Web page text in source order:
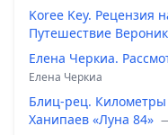
Koree Key. Рецензия
Путешествие
Елена Черкиа.
Елена Черкиа
Блиц-рец.
Ханипаев «Луна 84»